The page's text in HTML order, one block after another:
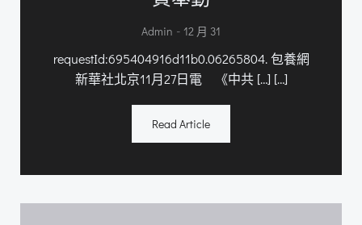
Admin - 12 月 31
requestId:695404916d11b0.06265804. 包養網
新華社北京11月27日電 《中共 […] […]
Read Article